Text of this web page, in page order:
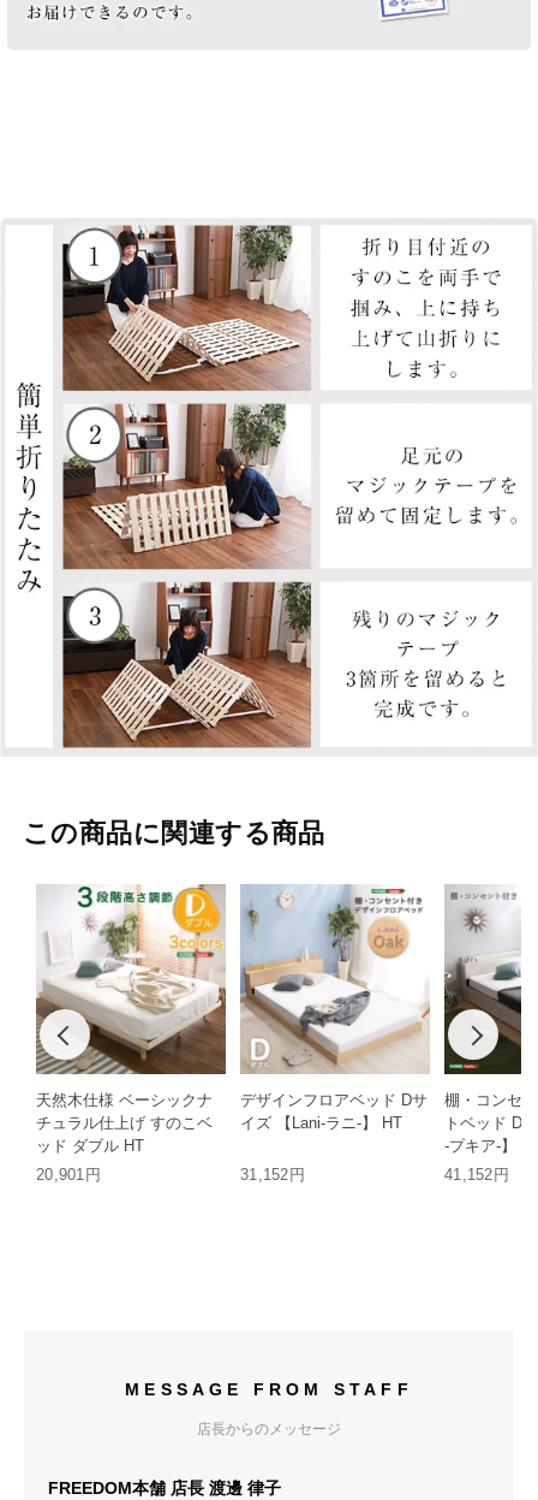
この商品に関連する商品
天然木仕様 ベーシックナ
チュラル仕上げ すのこベ
ッド ダブル HT
20,901円
デザインフロアベッド Dサ
イズ 【Lani-ラニ-】 HT
31,152円
棚・コンセ
トベッド D
-プキア-】
41,152円
MESSAGE FROM STAFF
店長からのメッセージ
FREEDOM本舗 店長 渡邊 律子